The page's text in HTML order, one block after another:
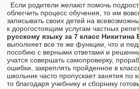
Если родители желают помочь
облегчить процесс обучения, то им
записывать своих детей на
к дорогостоящим услугам частных
русскому языку за 7 класс
выполняет все те же функции, что и
пособию с верными ответами и
учатся совершать самопроверку,
ошибки, закреплять пройденное в
школьник часто пропускает занятия по
то благодаря учебнику и сборнику